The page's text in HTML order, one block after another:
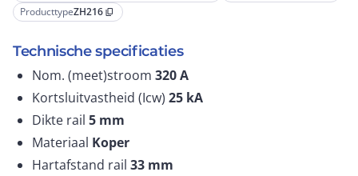
ProducttypeZH216 content_copy
Technische specificaties
Nom. (meet)stroom 320A
Kortsluitvastheid (Icw) 25 kA
Dikte rail 5 mm
Materiaal Koper
Hartafstand rail 33 mm